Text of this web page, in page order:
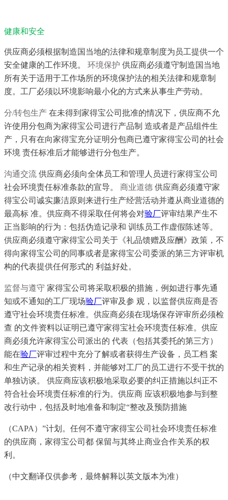
健康和安全
供应商必须根据制造国当地的法律和规章制度为员工提供一个
安全健康的工作环境。 环境保护 供应商必须遵守制造国当地
所有关于适用于工作场所的环境保护法的相关法律和规章制
度。工厂必须以环境影响最小化的方式来从事生产劳动。
分/转包生产 在未得到家得宝公司批准的情况下，供应商不允
许使用分包商为家得宝公司进行产品制 造或者是产品组件生
产，只有在向家得宝充分证明分包商已遵守家得宝公司的社会
环境 责任标准后才能够进行分包生产。
沟通交流 供应商必须向全体员工和管理人员进行家得宝公司
社会环境责任标准条款的宣导。 商业道德 供应商必须遵守家
得宝公司诚实廉洁原则来进行生产经营活动并遵从商业道德的
最高标 准。供应商不得采取任何将会对验厂评审结果产生不
正当影响的行为：包括伪造记录和 训练员工作虚假陈述等。
供应商必须遵守家得宝公司关于《礼品馈赠及应酬》政策，不
得向家得宝公司的同事或者是家得宝公司委派的第三方评审机
构的代表提供任何形式的 利益好处。
监督与遵守 家得宝公司将采取积极的措施，例如进行事先通
知或不通知的工厂现场验厂评审及参 观，以监督供应商是否
遵守社会环境责任标准。供应商必须在现场保存评审所必须检
查 的文件资料以证明已遵守家得宝社会环境责任标准。供应
商必须允许家得宝公司派出的 代表（包括其委托的第三方）
能在验厂评审过程中充分了解或者获得生产设备，员工档 案
和生产记录的相关资料，并能够对工厂的员工进行不受干扰的
单独访谈。 供应商应该积极地采取必要的纠正措施以纠正不
符合社会环境责任标准的行为。供应商 应该积极地参与到整
改行动中，包括及时地准备和制定“整改及预防措施
（CAPA）”计划。任何不遵守家得宝公司社会环境责任标准
的供应商，家得宝公司都 保留与其终止商业合作关系的权
利。
（中文翻译仅供参考，最终解释以英文版本为准）